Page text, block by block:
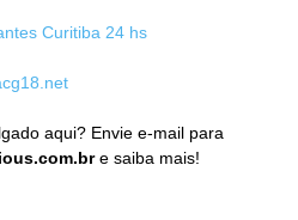
Curitiba 24 hs
aqui? Envie e-mail para
e saiba mais!